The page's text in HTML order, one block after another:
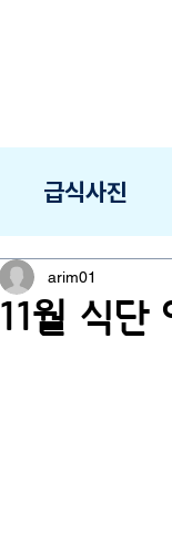
급식사진
11월 식단
arim01